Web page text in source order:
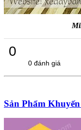
0
0 đánh giá
Sản Phẩm